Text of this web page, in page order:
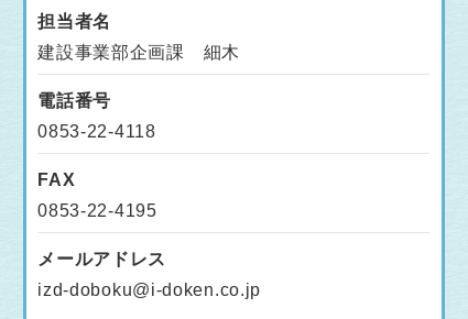
担当者名
建設事業部企画課 細木
電話番号
0853-22-4118
FAX
0853-22-4195
メールアドレス
izd-doboku@i-doken.co.jp